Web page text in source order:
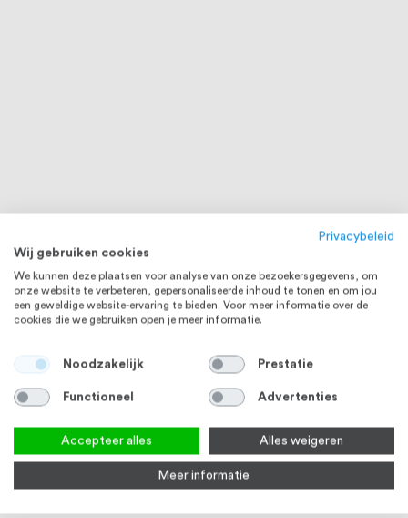
Privacybeleid
Wij gebruiken cookies
We kunnen deze plaatsen voor analyse van onze bezoekersgegevens, om
onze website te verbeteren, gepersonaliseerde inhoud te tonen en om jou
een geweldige website-ervaring te bieden. Voor meer informatie over de
cookies die we gebruiken open je meer informatie.
Noodzakelijk Prestatie
Functioneel Advertenties
Accepteer alles Alles weigeren
Meer informatie